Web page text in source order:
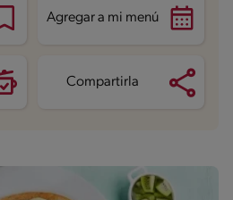
Agregar a mi menú
Compartirla